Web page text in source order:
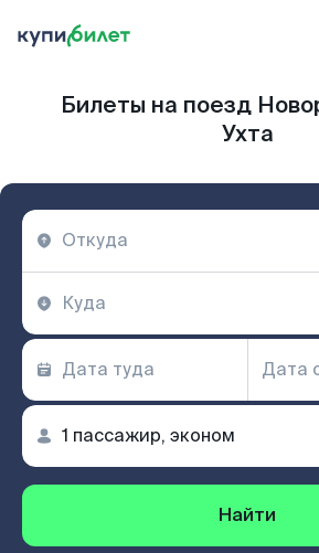
Билеты на поезд
Ухта
Найти